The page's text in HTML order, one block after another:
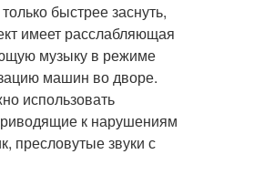
быстрее заснуть,
имеет расслабляющая
музыку в режиме
машин во дворе.
использовать
к нарушениям
пресловутые звуки с